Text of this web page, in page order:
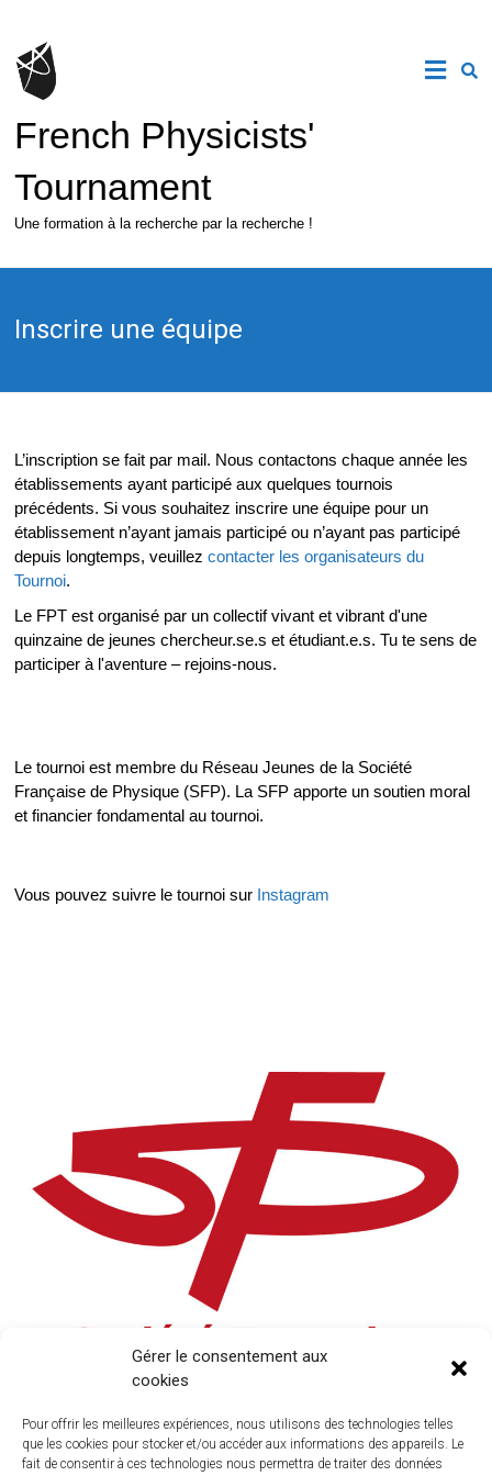
Gérer le consentement aux
cookies
Pour offrir les meilleures expériences, nous utilisons des technologies telles
que les cookies pour stocker et/ou accéder aux informations des appareils. Le
fait de consentir à ces technologies nous permettra de traiter des données
content
French Physicists'
Tournament
Une formation à la recherche par la recherche !
Inscrire une équipe
L’inscription se fait par mail. Nous contactons chaque année les
établissements ayant participé aux quelques tournois
précédents. Si vous souhaitez inscrire une équipe pour un
établissement n’ayant jamais participé ou n’ayant pas participé
depuis longtemps, veuillezcontacter les organisateurs du
Tournoi.
Le FPT est organisé par un collectif vivant et vibrant d'une
quinzaine de jeunes chercheur.se.s et étudiant.e.s. Tu te sens de
participer à l'aventure – rejoins-nous.
Le tournoi est membre du Réseau Jeunes de la Société
Française de Physique (SFP). La SFP apporte un soutien moral
et financier fondamental au tournoi.
Vous pouvez suivre le tournoi sur Instagram